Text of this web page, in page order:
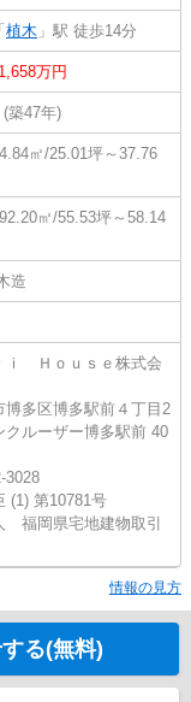
「 植木 」駅 徒歩14分
万円
築47年)
㎡/25.01坪～37.76
㎡/55.53坪～58.14
造
ｉ Ｈｏｕｓｅ株式会
博多区博多駅前４丁目2
ルーザー博多駅前 40
3028
(1) 第10781号
福岡県宅地建物取引
情報の見方
る(無料)